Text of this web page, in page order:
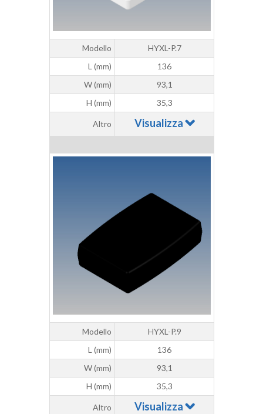
Modello
HYXL-P.7
L (mm)
136
W (mm)
93,1
H (mm)
35,3
Altro Visualizza
Modello
HYXL-P.9
L (mm)
136
W (mm)
93,1
H (mm)
35,3
Altro Visualizza